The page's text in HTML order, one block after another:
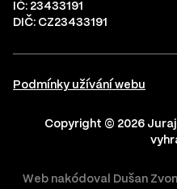
IČ: 23433191
DIČ: CZ23433191
Podmínky užívání webu
Copyright © 2026
Web nakódoval Dušan